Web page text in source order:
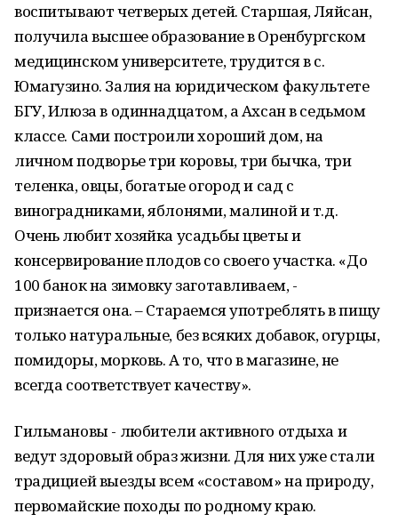
воспитывают четверых детей. Старшая, Ляйсан,
получила высшее образование в Оренбургском
медицинском университете, трудится в с.
Юмагузино. Залия на юридическом факультете
БГУ, Илюза в одиннадцатом, а Ахсан в седьмом
классе. Сами построили хороший дом, на
личном подворье три коровы, три бычка, три
теленка, овцы, богатые огород и сад с
виноградниками, яблонями, малиной и т.д.
Очень любит хозяйка усадьбы цветы и
консервирование плодов со своего участка. «До
100 банок на зимовку заготавливаем, -
признается она. – Стараемся употреблять в пищу
только натуральные, без всяких добавок, огурцы,
помидоры, морковь. А то, что в магазине, не
всегда соответствует качеству».
Гильмановы - любители активного отдыха и
ведут здоровый образ жизни. Для них уже стали
традицией выезды всем «составом» на природу,
первомайские походы по родному краю.